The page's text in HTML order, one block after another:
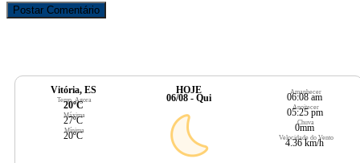
Vitória, ES
Temp. Agora
20ºC
Máxima
27ºC
Mínima
20ºC
HOJE
06/08 - Qui
Amanhecer
06:08 am
Anoitecer
05:25 pm
Chuva
0mm
Velocidade do Vento
4.36 km/h